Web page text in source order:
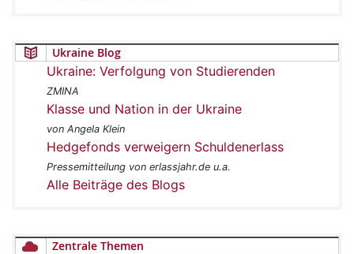
Ukraine Blog
Ukraine: Verfolgung von Studierenden
ZMINA
Klasse und Nation in der Ukraine
von Angela Klein
Hedgefonds verweigern Schuldenerlass
Pressemitteilung von erlassjahr.de u.a.
Alle Beiträge des Blogs
Zentrale Themen